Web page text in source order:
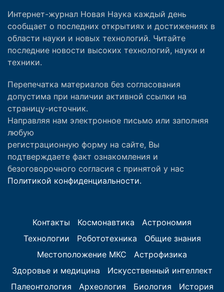
Интернет-журнал Новая Наука каждый день
сообщает о последних открытиях и достижениях в
области науки и новых технологий. Читайте
последние новости высоких технологий, науки и
техники.
Перепечатка материалов без согласования
допустима при наличии активной ссылки на
страницу-источник.
Направляя нам электронное письмо или заполняя
любую
регистрационную форму на сайте, Вы
подтверждаете факт ознакомления и
безоговорочного согласия с принятой у нас
Политикой конфиденциальности.
Контакты Космонавтика
Астрономия
Технологии
Робототехника
Общие знания
Местоположение МКС
Астрофизика
Здоровье и медицина
Искусственный интеллект
Палеонтология
Археология Биология История